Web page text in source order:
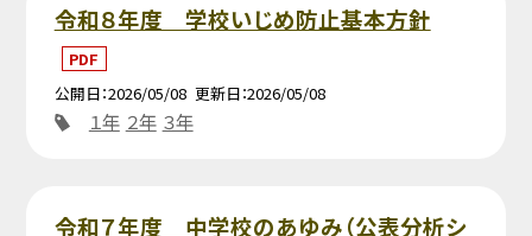
令和８年度 学校いじめ防止基本方針
PDF
公開日 2026/05/08 更新日 2026/05/08
１年 ２年 ３年
令和７年度 中学校のあゆみ（公表分析シ